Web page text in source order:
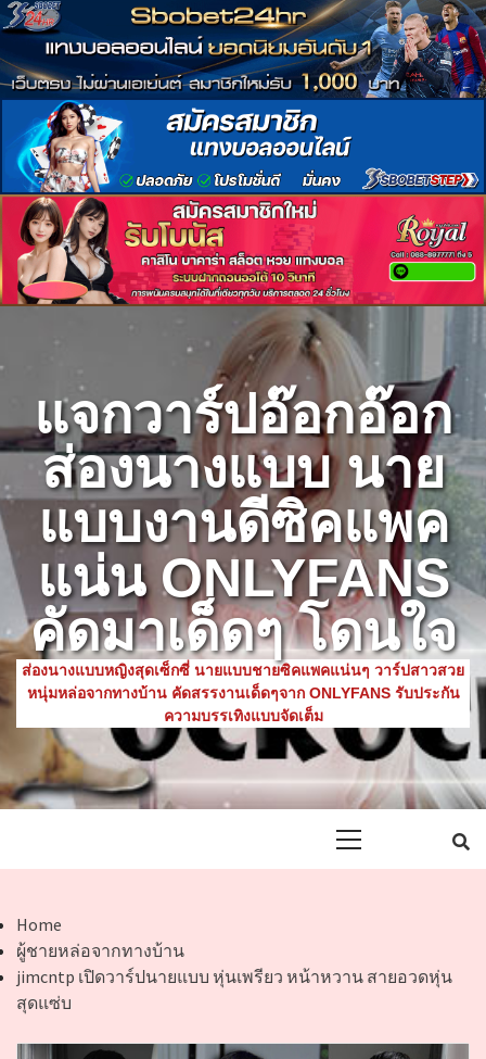
content
แจกวาร์ปอ๊อกอ๊อก
ส่องนางแบบ นาย
แบบงานดีซิคแพค
แน่น ONLYFANS
คัดมาเด็ดๆ โดนใจ
ส่องนางแบบหญิงสุดเซ็กซี่ นายแบบชายซิคแพคแน่นๆ วาร์ปสาวสวย
หนุ่มหล่อจากทางบ้าน คัดสรรงานเด็ดๆจาก ONLYFANS รับประกัน
ความบรรเทิงแบบจัดเต็ม
Home
ผู้ชายหล่อจากทางบ้าน
jimcntp เปิดวาร์ปนายแบบ หุ่นเพรียว หน้าหวาน สายอวดหุ่น
สุดแซ่บ